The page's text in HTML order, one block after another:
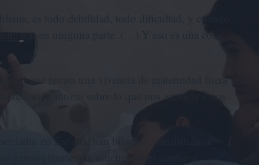
eco en ninguna parte. (…) Y eso es una cosa
reflexión íntima sobre lo que nos asemeja y nos